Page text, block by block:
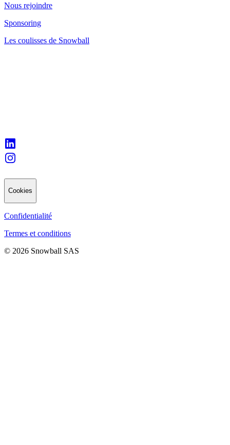
Nous rejoindre
Sponsoring
Les coulisses de Snowball
Cookies
Confidentialité
Termes et conditions
© 2026 Snowball SAS